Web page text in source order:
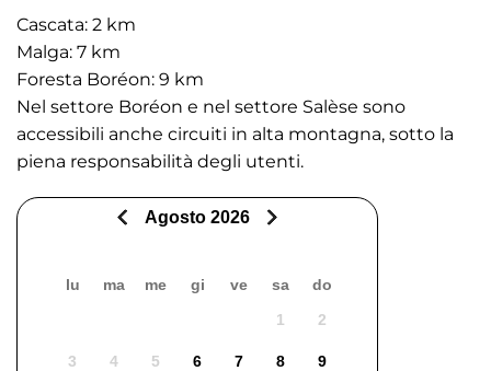
Cascata: 2 km
Malga: 7 km
Foresta Boréon: 9 km
Nel settore Boréon e nel settore Salèse sono
accessibili anche circuiti in alta montagna, sotto la
piena responsabilità degli utenti.
Agosto 2026
lu ma me gi ve sa
do
1
2
3 4 5 6 7 8 9